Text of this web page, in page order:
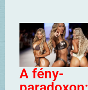
A fény-